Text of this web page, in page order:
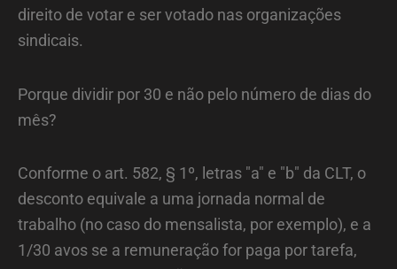
direito de votar e ser votado nas organizações
sindicais.
Porque dividir por 30 e não pelo número de dias do
mês?
Conforme o art. 582, § 1º, letras "a" e "b" da CLT, o
desconto equivale a uma jornada normal de
trabalho (no caso do mensalista, por exemplo), e a
1/30 avos se a remuneração for paga por tarefa,